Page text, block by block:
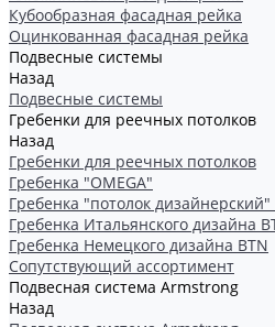
Кубообразная фасадная рейка
Оцинкованная фасадная рейка
Подвесные системы
Назад
Подвесные системы
Гребенки для реечных потолков
Назад
Гребенки для реечных потолков
Гребенка "OMEGA"
Гребенка "потолок
Гребенка Итальянского дизайна
Гребенка Немецкого дизайна ВТN
Сопутствующий ассортимент
Подвесная система Armstrong
Назад